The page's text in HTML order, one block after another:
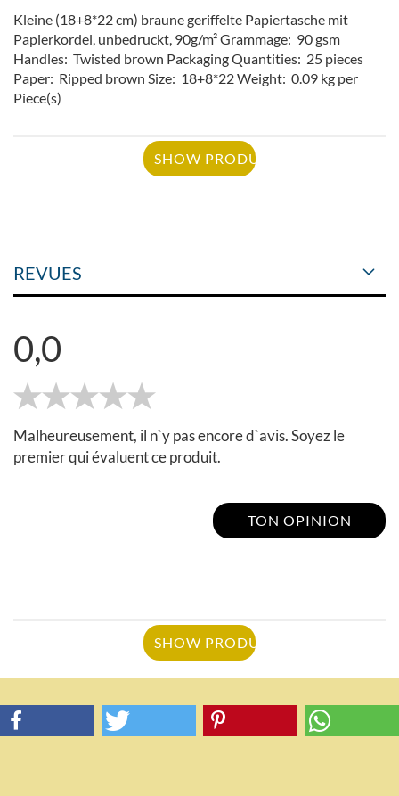
Kleine (18+8*22 cm) braune geriffelte Papiertasche mit
Papierkordel, unbedruckt, 90g/m² Grammage: 90 gsm
Handles: Twisted brown Packaging Quantities: 25 pieces
Paper: Ripped brown Size: 18+8*22 Weight: 0.09 kg per
Piece(s)
SHOW PRODUCT
REVUES
0,0
Malheureusement, il n`y pas encore d`avis. Soyez le
premier qui évaluent ce produit.
TON OPINION
SHOW PRODUCT